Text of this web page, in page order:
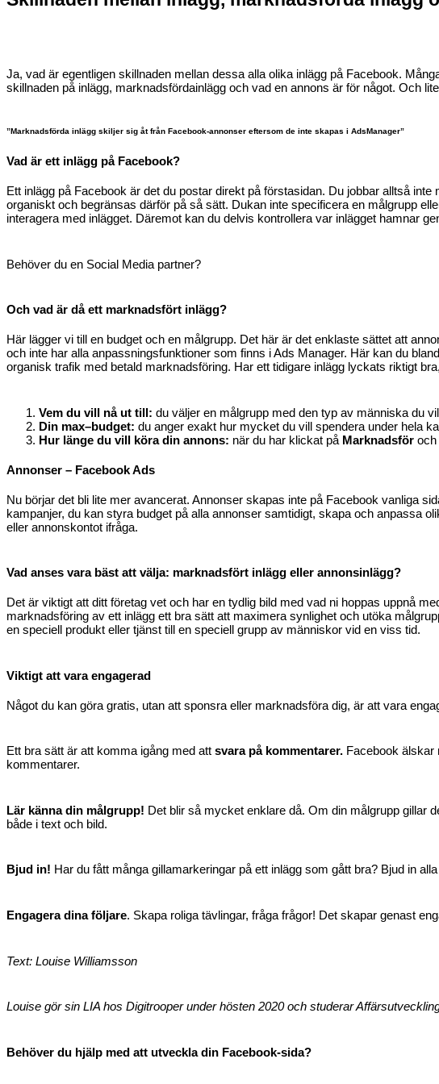
Ja, vad är egentligen skillnaden mellan dessa alla olika inlägg på Facebook.
skillnaden på inlägg, marknadsfördainlägg och vad en annons är för något. Och
”Marknadsförda inlägg skiljer sig åt från Facebook-annonser eftersom de inte skapas i AdsManager”
Vad är ett inlägg på Facebook?
Ett inlägg på Facebook är det du postar direkt på förstasidan. Du jobbar alltså inte
organiskt och begränsas därför på så sätt. Dukan inte specificera en målgrupp
interagera med inlägget. Däremot kan du delvis kontrollera var inlägget hamnar
Behöver du en Social Media partner?
Och vad är då ett marknadsfört inlägg?
Här lägger vi till en budget och en målgrupp. Det här är det enklaste sättet att
och inte har alla anpassningsfunktioner som finns i Ads Manager. Här kan du
organisk trafik med betald marknadsföring. Har ett tidigare inlägg lyckats riktigt bra
Vem du vill nå ut till: du väljer en målgrupp med den typ av människa du
Din max–budget: du anger exakt hur mycket du vill spendera under hela
Hur länge du vill köra din annons: när du har klickat på Marknadsför och
Annonser – FacebookAds
Nu börjar det bli lite mer avancerat. Annonser skapas inte på Facebook vanliga
kampanjer, du kan styra budget på alla annonser samtidigt, skapa och anpassa
eller annonskontot ifråga.
Vad anses varabäst att välja: marknadsfört inlägg eller annonsinlägg?
Det är viktigt att ditt företag vet och har en tydlig bild med vad ni hoppas uppnå
marknadsföring av ett inlägg ett bra sätt att maximera synlighet och utöka
en speciell produkt eller tjänst till en speciell grupp av människor vid en viss tid.
Viktigt att vara engagerad
Något du kan göra gratis, utan att sponsra eller marknadsföra dig, är att vara
Ett bra sätt är att komma igång med att svara på kommentarer. Facebook älskar
kommentarer.
Lär känna din målgrupp! Det blir så mycket enklare då. Om din målgrupp gillar
både i text och bild.
Bjud in! Har du fått många gillamarkeringar på ett inlägg som gått bra? Bjud in
Engagera dina följare. Skapa roliga tävlingar, fråga frågor! Det skapar genast
Text: Louise Williamsson
Louise gör sin LIA hos Digitrooper under hösten 2020 och studerar
Behöver du hjälp med att utveckla din Facebook-sida?